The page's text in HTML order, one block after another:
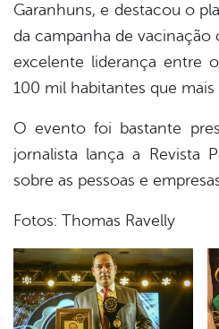
Garanhuns, e destacou o
da campanha de
excelente liderança entre
100 mil habitantes que
O evento foi bastante
jornalista lança a Revista
sobre as pessoas e
Fotos: Thomas Ravelly